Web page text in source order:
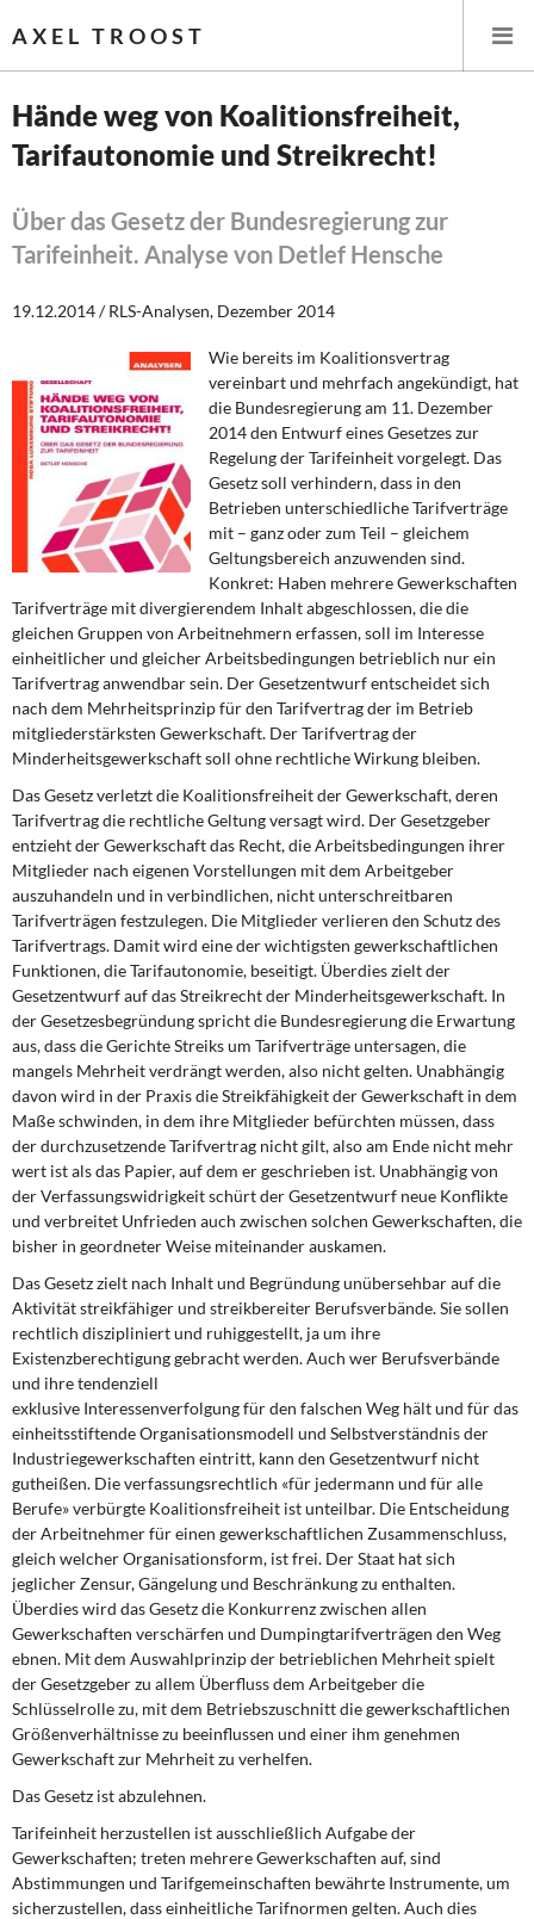
AXEL TROOST
Startseite
Themen
Leitlinien linker Wirtschafts- und Finanzpolitik
Steuer- und Finanzpolitik
Öffentliche Infrastruktur und Daseinsvorsorge
Eurokrise und Griechenland
DIE LINKE
Weitere Themen
Memo-Gruppe
Institut Solidarische Moderne
Über mich
Kontakt
Hände weg von Koalitionsfreiheit,
Tarifautonomie und Streikrecht!
Über das Gesetz der Bundesregierung zur
Tarifeinheit. Analyse von Detlef Hensche
19.12.2014 / RLS-Analysen, Dezember 2014
Wie bereits im Koalitionsvertrag
vereinbart und mehrfach angekündigt, hat
die Bundesregierung am 11. Dezember
2014 den Entwurf eines Gesetzes zur
Regelung der Tarifeinheit vorgelegt. Das
Gesetz soll verhindern, dass in den
Betrieben unterschiedliche Tarifverträge
mit – ganz oder zum Teil – gleichem
Geltungsbereich anzuwenden sind.
Konkret: Haben mehrere Gewerkschaften
Tarifverträge mit divergierendem Inhalt abgeschlossen, die die
gleichen Gruppen von Arbeitnehmern erfassen, soll im Interesse
einheitlicher und gleicher Arbeitsbedingungen betrieblich nur ein
Tarifvertrag anwendbar sein. Der Gesetzentwurf entscheidet sich
nach dem Mehrheitsprinzip für den Tarifvertrag der im Betrieb
mitgliederstärksten Gewerkschaft. Der Tarifvertrag der
Minderheitsgewerkschaft soll ohne rechtliche Wirkung bleiben.
Das Gesetz verletzt die Koalitionsfreiheit der Gewerkschaft, deren
Tarifvertrag die rechtliche Geltung versagt wird. Der Gesetzgeber
entzieht der Gewerkschaft das Recht, die Arbeitsbedingungen ihrer
Mitglieder nach eigenen Vorstellungen mit dem Arbeitgeber
auszuhandeln und in verbindlichen, nicht unterschreitbaren
Tarifverträgen festzulegen. Die Mitglieder verlieren den Schutz des
Tarifvertrags. Damit wird eine der wichtigsten gewerkschaftlichen
Funktionen, die Tarifautonomie, beseitigt. Überdies zielt der
Gesetzentwurf auf das Streikrecht der Minderheitsgewerkschaft. In
der Gesetzesbegründung spricht die Bundesregierung die Erwartung
aus, dass die Gerichte Streiks um Tarifverträge untersagen, die
mangels Mehrheit verdrängt werden, also nicht gelten. Unabhängig
davon wird in der Praxis die Streikfähigkeit der Gewerkschaft in dem
Maße schwinden, in dem ihre Mitglieder befürchten müssen, dass
der durchzusetzende Tarifvertrag nicht gilt, also am Ende nicht mehr
wert ist als das Papier, auf dem er geschrieben ist. Unabhängig von
der Verfassungswidrigkeit schürt der Gesetzentwurf neue Konflikte
und verbreitet Unfrieden auch zwischen solchen Gewerkschaften, die
bisher in geordneter Weise miteinander auskamen.
Das Gesetz zielt nach Inhalt und Begründung unübersehbar auf die
Aktivität streikfähiger und streikbereiter Berufsverbände. Sie sollen
rechtlich diszipliniert und ruhiggestellt, ja um ihre
Existenzberechtigung gebracht werden. Auch wer Berufsverbände
und ihre tendenziell
exklusive Interessenverfolgung für den falschen Weg hält und für das
einheitsstiftende Organisationsmodell und Selbstverständnis der
Industriegewerkschaften eintritt, kann den Gesetzentwurf nicht
gutheißen. Die verfassungsrechtlich «für jedermann und für alle
Berufe» verbürgte Koalitionsfreiheit ist unteilbar. Die Entscheidung
der Arbeitnehmer für einen gewerkschaftlichen Zusammenschluss,
gleich welcher Organisationsform, ist frei. Der Staat hat sich
jeglicher Zensur, Gängelung und Beschränkung zu enthalten.
Überdies wird das Gesetz die Konkurrenz zwischen allen
Gewerkschaften verschärfen und Dumpingtarifverträgen den Weg
ebnen. Mit dem Auswahlprinzip der betrieblichen Mehrheit spielt
der Gesetzgeber zu allem Überfluss dem Arbeitgeber die
Schlüsselrolle zu, mit dem Betriebszuschnitt die gewerkschaftlichen
Größenverhältnisse zu beeinflussen und einer ihm genehmen
Gewerkschaft zur Mehrheit zu verhelfen.
Das Gesetz ist abzulehnen.
Tarifeinheit herzustellen ist ausschließlich Aufgabe der
Gewerkschaften; treten mehrere Gewerkschaften auf, sind
Abstimmungen und Tarifgemeinschaften bewährte Instrumente, um
sicherzustellen, dass einheitliche Tarifnormen gelten. Auch dies